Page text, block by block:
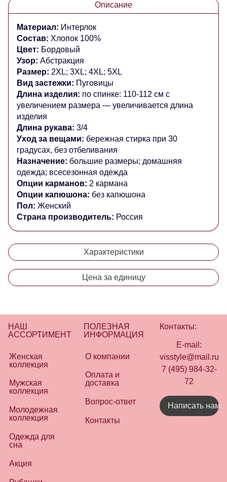
Описание
Материал: Интерлок
Состав: Хлопок 100%
Цвет: Бордовый
Узор: Абстракция
Размер: 2XL; 3XL; 4XL; 5XL
Вид застежки: Пуговицы
Длина изделия: по спинке: 110-112 см с
увеличением размера — увеличивается длина
изделия
Длина рукава: 3/4
Уход за вещами: бережная стирка при 30
градусах, без отбеливания
Назначение: большие размеры; домашняя
одежда; всесезонная одежда
Опции карманов: 2 кармана
Опции капюшона: без капюшона
Пол: Женский
Страна производитель: Россия
Характеристики
Цена за единицу
НАШ
АССОРТИМЕНТ
Женская
коллекция
Мужская
коллекция
Молодежная
коллекция
Одежда для
сна
Акция
ПОЛЕЗНАЯ
ИНФОРМАЦИЯ
О компании
Оплата и
доставка
Вопрос-ответ
Контакты
Контакты:
E-mail:
visstyle@mail.ru
7 (495) 984-32-
72
Написать нам